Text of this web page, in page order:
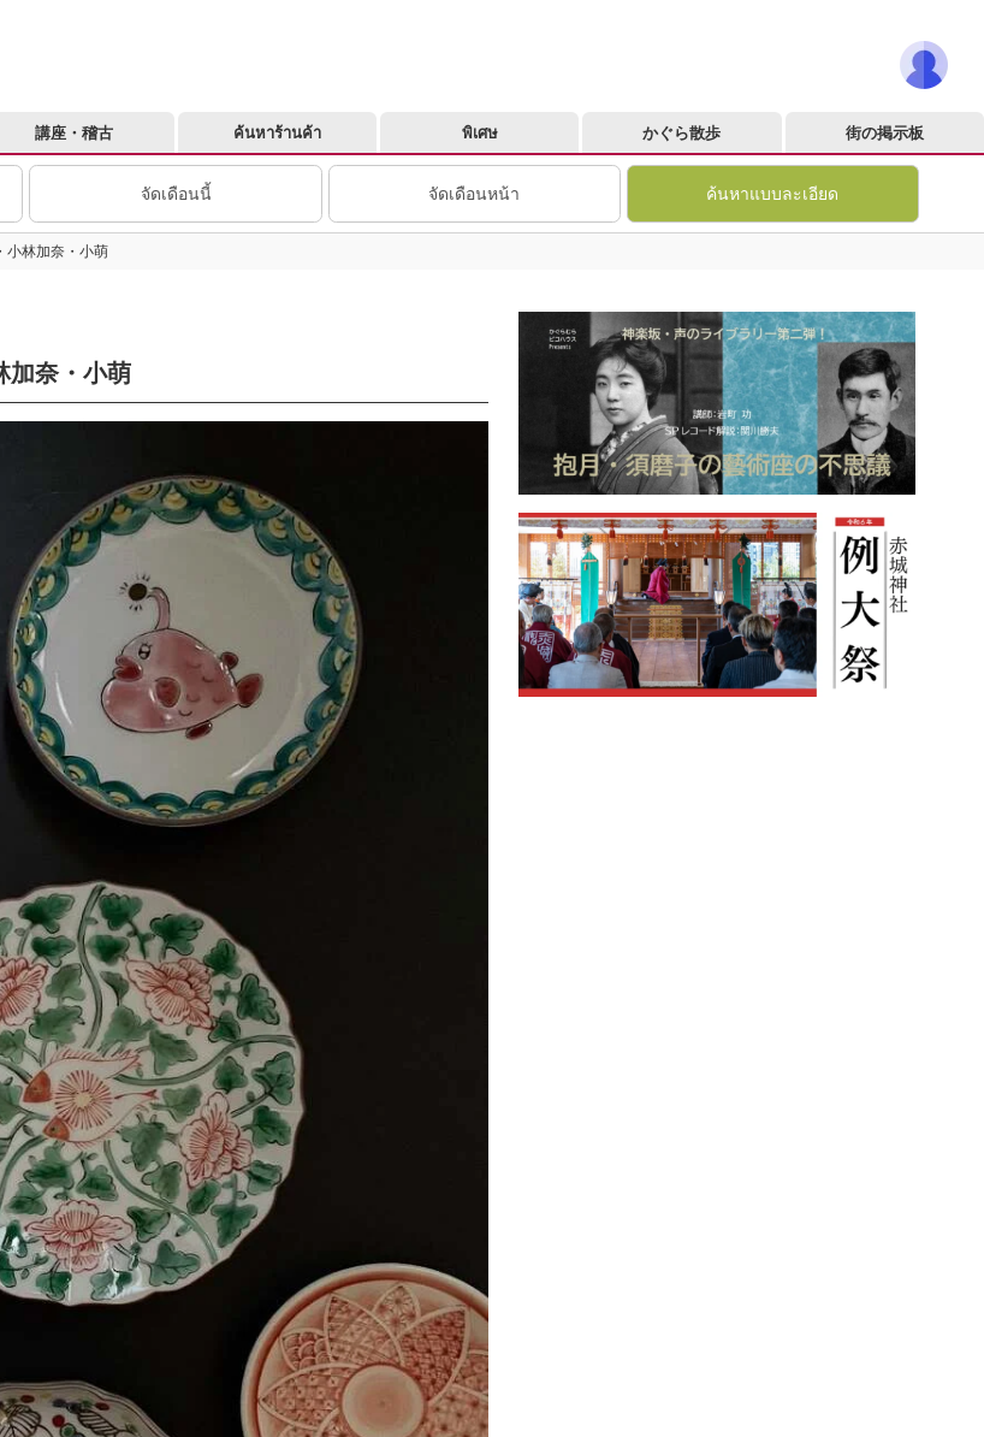
講座・稽古 ค้นหาร้านค้า พิเศษ かぐら散歩 街の掲示板
จัดเดือนนี้ จัดเดือนหน้า ค้นหาแบบละเอียด
小林加奈・小萌
加奈・小萌